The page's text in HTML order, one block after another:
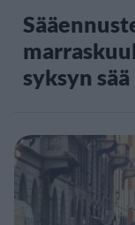
syksyn sää